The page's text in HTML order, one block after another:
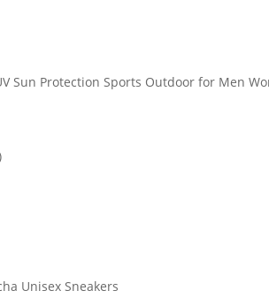
Sun Protection Sports Outdoor for Men
Unisex Sneakers